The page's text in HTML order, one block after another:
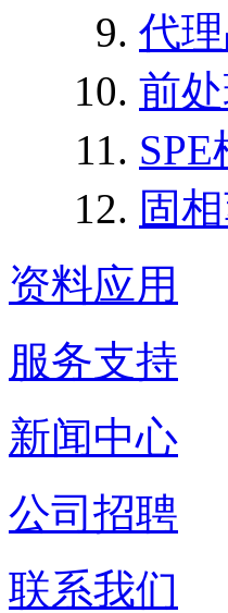
代
前
SPE
固
资料应用
服务支持
新闻中心
公司招聘
联系我们